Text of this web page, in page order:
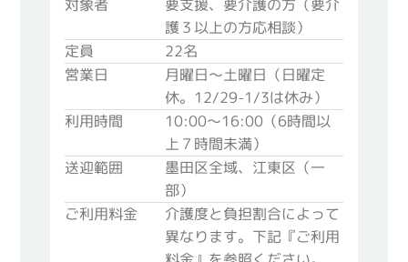
対象者
要支援、要介護の方（要介
護３以上の方応相談）
定員
22名
営業日
月曜日～土曜日（日曜定
休。12/29-1/3は休み）
利用時間
10:00～16:00（6時間以
上７時間未満）
送迎範囲
墨田区全域、江東区（一
部）
ご利用料金
介護度と負担割合によって
異なります。下記『ご利用